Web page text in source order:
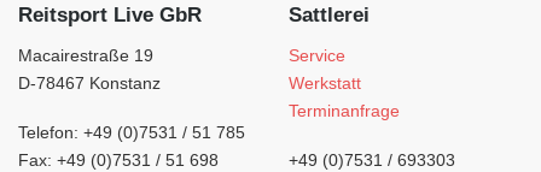
Reitsport Live GbR
Macairestraße 19
D-78467 Konstanz
Telefon: +49 (0)7531 / 51 785
Fax: +49 (0)7531 / 51 698
Sattlerei
Service
Werkstatt
Terminanfrage
+49 (0)7531 / 693303